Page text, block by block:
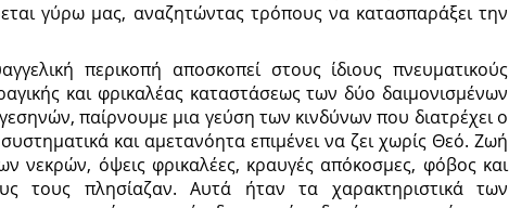
γύρω μας, αναζητώντας τρόπους να κατασπαράξει την
περικοπή αποσκοπεί στους ίδιους πνευματικούς
και φρικαλέας καταστάσεως των δύο δαιμονισμένων
παίρνουμε μια γεύση των κινδύνων που διατρέχει ο
και αμετανόητα επιμένει να ζει χωρίς Θεό. Ζωή
νεκρών, όψεις φρικαλέες, κραυγές απόκοσμες, φόβος και
τους πλησίαζαν. Αυτά ήταν τα χαρακτηριστικά των